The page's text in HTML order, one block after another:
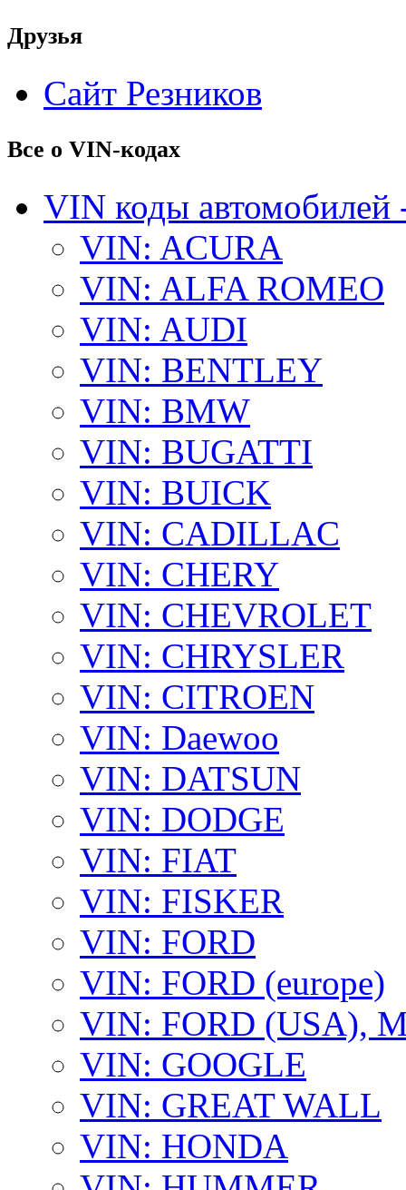
Друзья
Сайт Резников
Все о VIN-кодах
VIN коды автомобилей
VIN: ACURA
VIN: ALFA ROMEO
VIN: AUDI
VIN: BENTLEY
VIN: BMW
VIN: BUGATTI
VIN: BUICK
VIN: CADILLAC
VIN: CHERY
VIN: CHEVROLET
VIN: CHRYSLER
VIN: CITROEN
VIN: Daewoo
VIN: DATSUN
VIN: DODGE
VIN: FIAT
VIN: FISKER
VIN: FORD
VIN: FORD (europe)
VIN: FORD (USA),
VIN: GOOGLE
VIN: GREAT WALL
VIN: HONDA